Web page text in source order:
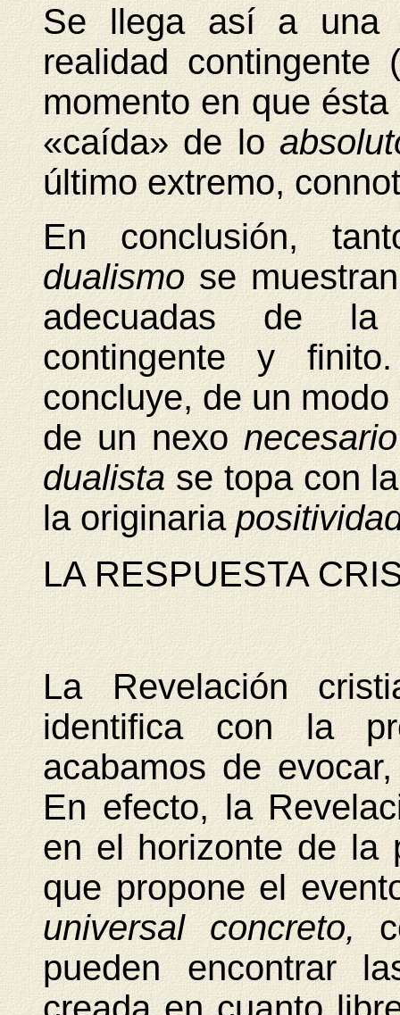
Se llega así a una
realidad
momento en que
«caída» de lo
último extremo,
En conclusión,
dualismo se
adecuadas de la
contingente y
concluye, de un
de un nexo
dualista se topa con
la originaria
LA RESPUESTA
La Revelación
identifica con la
acabamos de
En efecto, la
en el horizonte de la
que propone el
universal concreto,
pueden encontrar